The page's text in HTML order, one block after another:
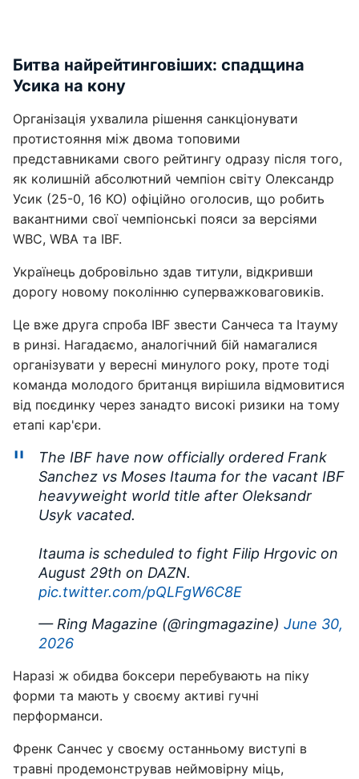
Битва найрейтинговіших: спадщина
Усика на кону
Організація ухвалила рішення санкціонувати
протистояння між двома топовими
представниками свого рейтингу одразу після того,
як колишній абсолютний чемпіон світу Олександр
Усик (25-0, 16 КО) офіційно оголосив, що робить
вакантними свої чемпіонські пояси за версіями
WBC, WBA та IBF.
Українець добровільно здав титули, відкривши
дорогу новому поколінню суперважковаговиків.
Це вже друга спроба IBF звести Санчеса та Ітауму
в ринзі. Нагадаємо, аналогічний бій намагалися
організувати у вересні минулого року, проте тоді
команда молодого британця вирішила відмовитися
від поєдинку через занадто високі ризики на тому
етапі кар'єри.
The IBF have now officially ordered Frank
Sanchez vs Moses Itauma for the vacant IBF
heavyweight world title after Oleksandr
Usyk vacated.
Itauma is scheduled to fight Filip Hrgovic on
August 29th on DAZN.
pic.twitter.com/pQLFgW6C8E
— Ring Magazine (@ringmagazine) June 30,
2026
Наразі ж обидва боксери перебувають на піку
форми та мають у своєму активі гучні
перформанси.
Френк Санчес у своєму останньому виступі в
травні продемонстрував неймовірну міць,